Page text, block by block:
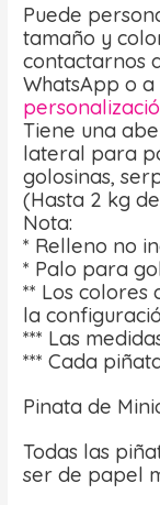
Puede
tamaño y
contactarnos
WhatsApp o
Tiene una
lateral para
golosinas,
(Hasta 2 kg
Nota:
* Relleno no
* Palo para
** Los
la
*** Las
*** Cada
Pinata de
Todas las
ser de papel